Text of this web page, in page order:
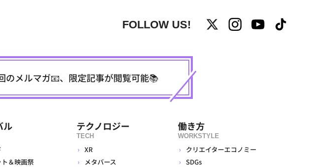
FOLLOW US!
のメルマガ📧、限定記事が閲覧可能📚
ル
＆映画祭
テクノロジー
TECH
XR
メタバース
働き方
WORKSTYLE
クリエイターエコノミー
SDGs